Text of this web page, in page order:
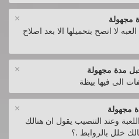
×
مجهولة
لا انصح بتحميلها الا بعد اصلاح
×
مدة مجهولة
الى فيها بيظة
×
مجهولة
وعند التنصيب يقول ان هنالك
خلل بالروابط .؟